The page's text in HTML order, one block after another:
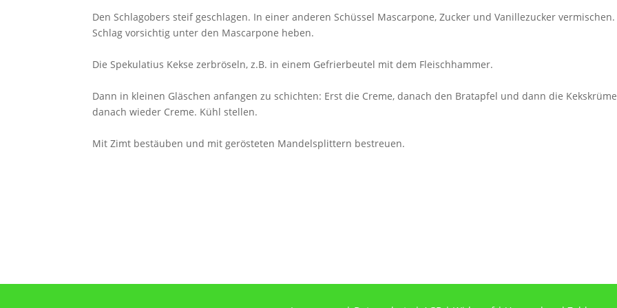
Den Schlagobers steif geschlagen. In einer anderen Schüssel Mascarpone, Zucker und Vanillezucker vermischen.
Schlag vorsichtig unter den Mascarpone heben.
Die Spekulatius Kekse zerbröseln, z.B. in einem Gefrierbeutel mit dem Fleischhammer.
Dann in kleinen Gläschen anfangen zu schichten: Erst die Creme, danach den Bratapfel und dann die
danach wieder Creme. Kühl stellen.
Mit Zimt bestäuben und mit gerösteten Mandelsplittern bestreuen.